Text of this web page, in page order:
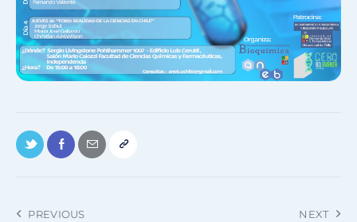
PREVIOUS NEXT